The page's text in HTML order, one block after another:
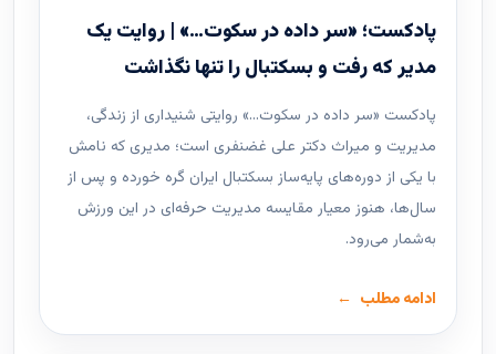
پادکست؛ «سر داده در سکوت…» | روایت یک
مدیر که رفت و بسکتبال را تنها نگذاشت
پادکست «سر داده در سکوت…» روایتی شنیداری از زندگی،
مدیریت و میراث دکتر علی غضنفری است؛ مدیری که نامش
با یکی از دوره‌های پایه‌ساز بسکتبال ایران گره خورده و پس از
سال‌ها، هنوز معیار مقایسه مدیریت حرفه‌ای در این ورزش
به‌شمار می‌رود.
ادامه مطلب